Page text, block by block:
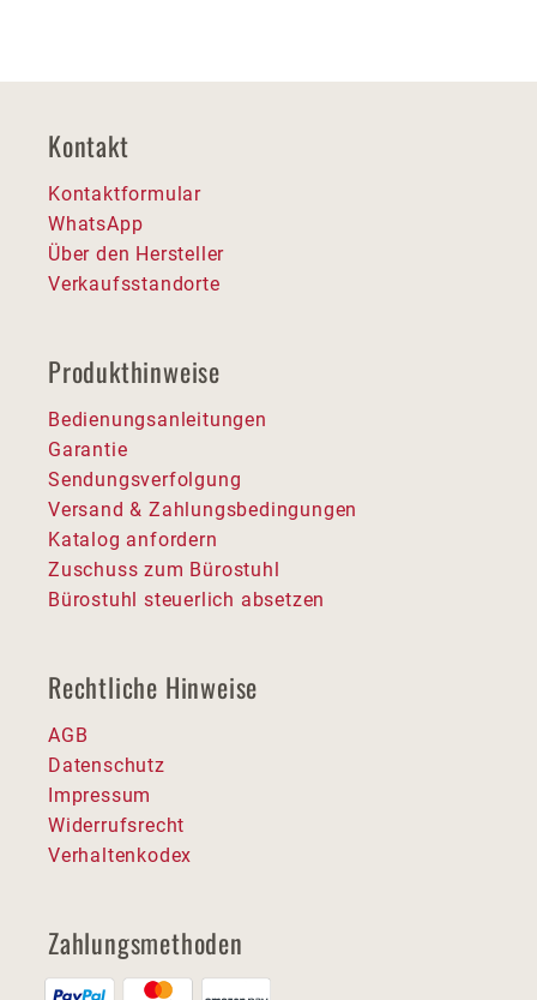
Kontakt
Kontaktformular
WhatsApp
Über den Hersteller
Verkaufsstandorte
Produkthinweise
Bedienungsanleitungen
Garantie
Sendungsverfolgung
Versand & Zahlungsbedingungen
Katalog anfordern
Zuschuss zum Bürostuhl
Bürostuhl steuerlich absetzen
Rechtliche Hinweise
AGB
Datenschutz
Impressum
Widerrufsrecht
Verhaltenkodex
Zahlungsmethoden